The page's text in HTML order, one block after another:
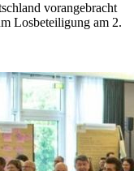
vorangebracht
Losbeteiligung am 2.